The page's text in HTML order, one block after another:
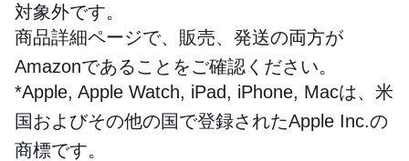
対象外です。
商品詳細ページで、販売、発送の両方が
Amazonであることをご確認ください。
*Apple, Apple Watch, iPad, iPhone, Macは、米
国およびその他の国で登録されたApple Inc.の
商標です。